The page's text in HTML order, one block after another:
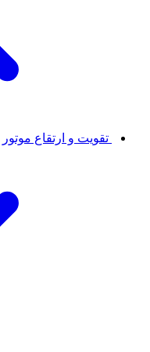
تقویت و ارتقاع موتور